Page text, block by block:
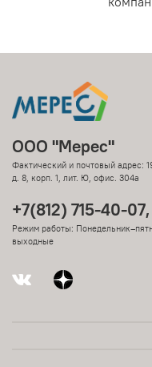
ООО "Мерес"
Фактический и почтовый адрес:
д. 8, корп. 1, лит. Ю, офис. 304а
+7(812) 715-40-
Режим работы:
выходные